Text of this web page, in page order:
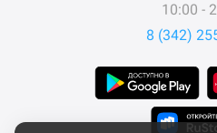
10:00 -
8 (342)